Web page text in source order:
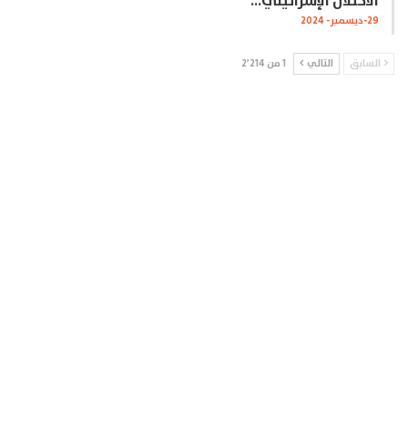
29-ديسمبر- 2024
السابق التالي 1 من 2٬214